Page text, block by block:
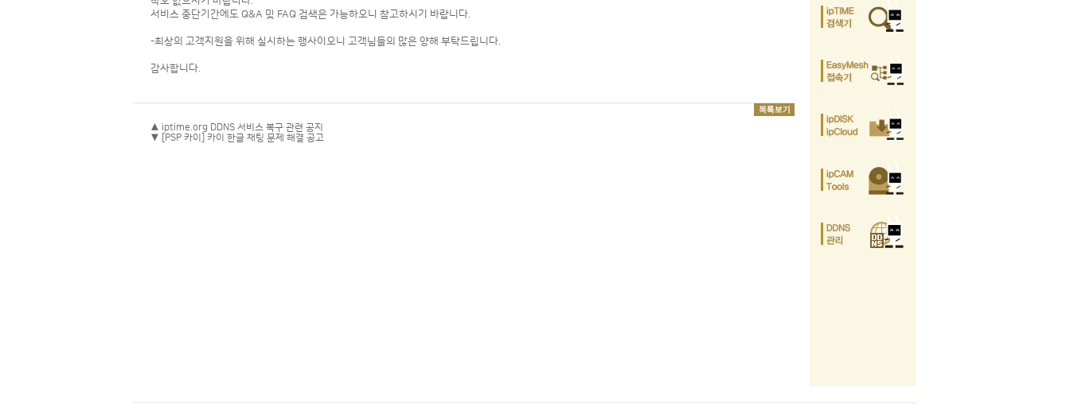
서비스 중단기간에도 Q&A 및 FAQ 검색은 가능하오니 참고하시기 바랍니다.
-최상의 고객지원을 위해 실시하는 행사이오니 고객님들의 많은 양해 부탁드립니다.
감사합니다.
▲ iptime.org DDNS 서비스 복구 관련 공지
▼ [PSP 카이] 카이 한글 채팅 문제 해결 공고